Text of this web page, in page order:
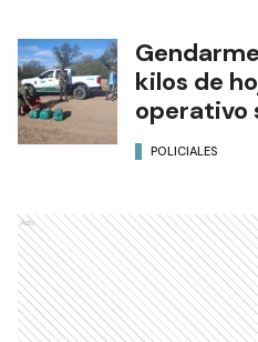
kilos de
operativo
POLICIALES
Ads